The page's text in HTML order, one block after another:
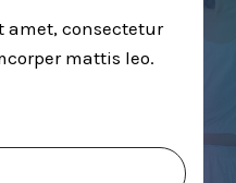
amet, consectetur
mattis leo.